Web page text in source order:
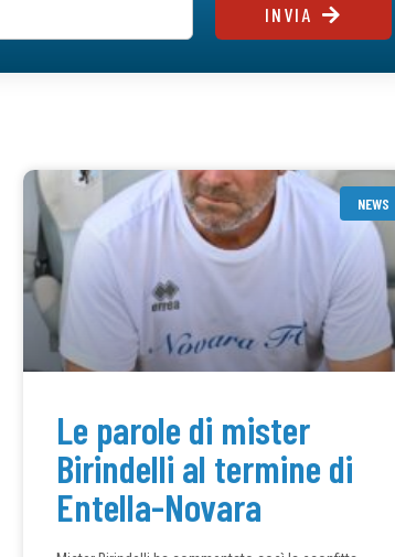
INVIA
NEWS
Le parole di mister
Birindelli al termine di
Entella-Novara